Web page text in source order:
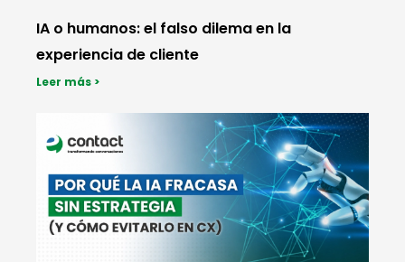
IA o humanos: el falso dilema en la
experiencia de cliente
Leer más >